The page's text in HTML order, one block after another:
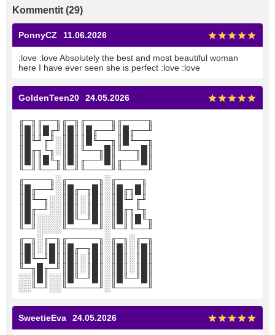
Kommentit (29)
PonnyCZ 11.06.2026
:love :love Absolutely the best and most beautiful woman
here I have ever seen she is perfect :love :love
GoldenTeen20 24.05.2026
╓─╖╓──╖╓─╖╓────╖╓────╖
║█║║█╓╜║█║║█╓──╜║█╓──╜
║█╙╜╓╜░║█║║█╙──╖║█╙──╖
║█╓╖╙╖░║█║╙──╖█║╙──╖█║
║█║║█╙╖║█║╓──╜█║╓──╜█║
╙─╜╙──╜╙─╜╙────╜╙────╜
╓────╖░╓─────╖░╓────╖
║█╓──╜░║█╓─╖█║░║█╓╖█║
║█╙─╖░░║█║░║█║░║█╙╜╓╜
║█╓─╜░░║█║░║█║░║█╓╖╙╖
║█║░░░░║█╙─╜█║░║█║║█╙╖
╙─╜░░░░╙─────╜░╙─╜╙──╜
╓─╖░╓─╖╓─────╖░╓─╖░╓─╖
║█║░║█║║█╓─╖█║░║█║░║█║
║█╙─╜█║║█║░║█║░║█║░║█║
╙─╖█╓─╜║█║░║█║░║█║░║█║
░░║█║░░║█╙─╜█║░║█╙─╜█║
░░╙─╜░░╙─────╜░╙─────╜
SweetieEva 24.05.2026